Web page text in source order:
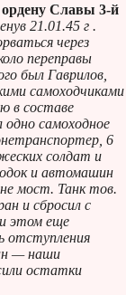
ордену Славы 3-й
21.01.45 г .
через
переправы
был Гаврилов,
самоходчиками
в составе
самоходное
6
солдат и
и автомашин
не мост. Танк тов.
и сбросил с
этом еще
отступления
— наши
остатки